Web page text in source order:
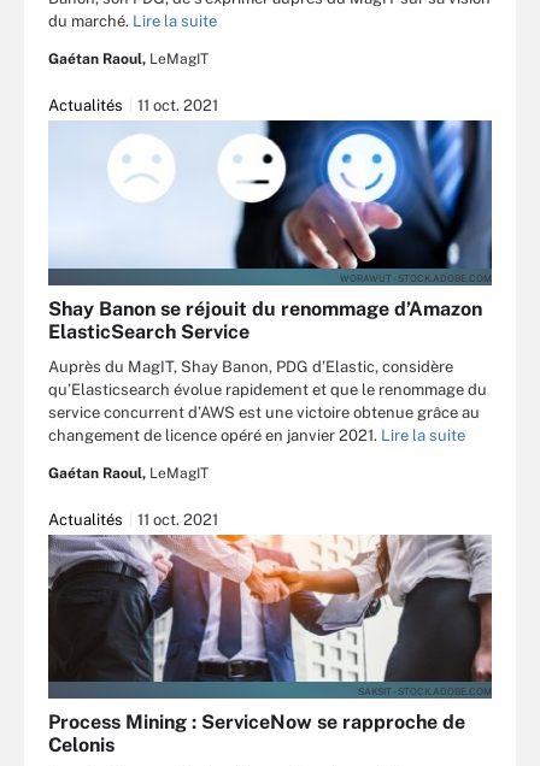
du marché. Lire la suite
Gaétan Raoul, LeMagIT
Actualités 11 oct. 2021
WORAWUT - STOCK.ADOBE.COM
Shay Banon se réjouit du renommage d’Amazon
ElasticSearch Service
Auprès du MagIT, Shay Banon, PDG d’Elastic, considère
qu’Elasticsearch évolue rapidement et que le renommage du
service concurrent d’AWS est une victoire obtenue grâce au
changement de licence opéré en janvier 2021. Lire la suite
Gaétan Raoul, LeMagIT
Actualités 11 oct. 2021
SAKSIT - STOCK.ADOBE.COM
Process Mining : ServiceNow se rapproche de
Celonis